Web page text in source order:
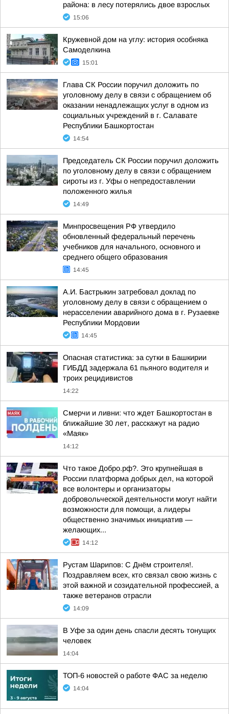
района: в лесу потерялись двое взрослых
15:06
Кружевной дом на углу: история особняка
Самоделкина
15:01
Глава СК России поручил доложить по
уголовному делу в связи с обращением об
оказании ненадлежащих услуг в одном из
социальных учреждений в г. Салавате
Республики Башкортостан
14:54
Председатель СК России поручил доложить
по уголовному делу в связи с обращением
сироты из г. Уфы о непредоставлении
положенного жилья
14:49
Минпросвещения РФ утвердило
обновленный федеральный перечень
учебников для начального, основного и
среднего общего образования
14:45
А.И. Бастрыкин затребовал доклад по
уголовному делу в связи с обращением о
нерасселении аварийного дома в г. Рузаевке
Республики Мордовии
14:45
Опасная статистика: за сутки в Башкирии
ГИБДД задержала 61 пьяного водителя и
троих рецидивистов
14:22
Смерчи и ливни: что ждет Башкортостан в
ближайшие 30 лет, расскажут на радио
«Маяк»
14:12
Что такое Добро.рф?. Это крупнейшая в
России платформа добрых дел, на которой
все волонтеры и организаторы
добровольческой деятельности могут найти
возможности для помощи, а лидеры
общественно значимых инициатив —
желающих...
14:12
Рустам Шарипов: С Днём строителя!.
Поздравляем всех, кто связал свою жизнь с
этой важной и созидательной профессией, а
также ветеранов отрасли
14:09
В Уфе за один день спасли десять тонущих
человек
14:04
ТОП-6 новостей о работе ФАС за неделю
14:04